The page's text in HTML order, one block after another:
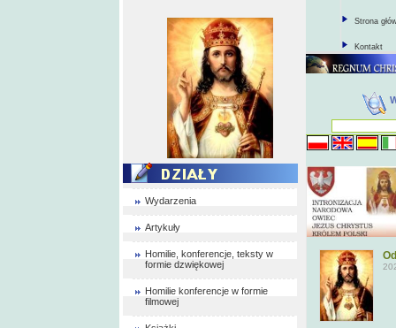
Wydarzenia
Artykuły
Homilie, konferencje, teksty w
formie dzwiękowej
Homilie konferencje w formie
filmowej
Strona
Kontakt